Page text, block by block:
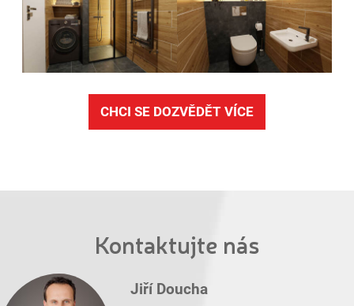
CHCI SE DOZVĚDĚT VÍCE
Kontaktujte nás
Jiří Doucha